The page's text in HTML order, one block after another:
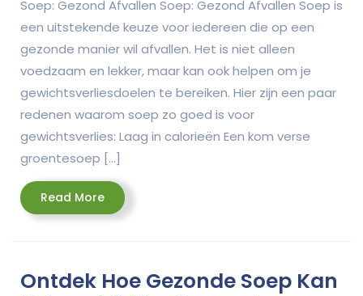
Soep: Gezond Afvallen Soep: Gezond Afvallen Soep is
een uitstekende keuze voor iedereen die op een
gezonde manier wil afvallen. Het is niet alleen
voedzaam en lekker, maar kan ook helpen om je
gewichtsverliesdoelen te bereiken. Hier zijn een paar
redenen waarom soep zo goed is voor
gewichtsverlies: Laag in calorieën Een kom verse
groentesoep […]
Read MoreRead
More
Ontdek Hoe Gezonde Soep Kan